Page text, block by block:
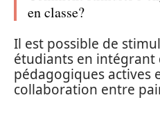
en classe?
Il est possible de
étudiants en intégrant
pédagogiques actives
collaboration entre